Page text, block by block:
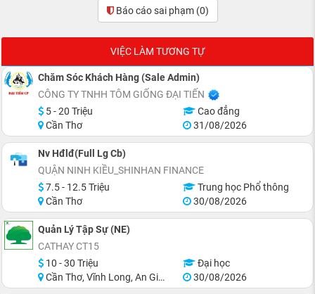
Báo cáo sai phạm (0)
VIỆC LÀM TƯƠNG TỰ
Chăm Sóc Khách Hàng (Sale Admin)
CÔNG TY TNHH TÔM GIỐNG ĐẠI TIẾN
5 - 20 Triệu
Cao đẳng
Cần Thơ
31/08/2026
Nv Hđlđ(Full Lg Cb)
QUẬN NINH KIỀU_SHINHAN FINANCE
7.5 - 12.5 Triệu
Trung học Phổ thông
Cần Thơ
30/08/2026
Quản Lý Tập Sự (NE)
CATHAY CT15
10 - 30 Triệu
Đại học
Cần Thơ, Vĩnh Long, An Giang, Hậu Giang, Hồ Chí Minh
30/08/2026